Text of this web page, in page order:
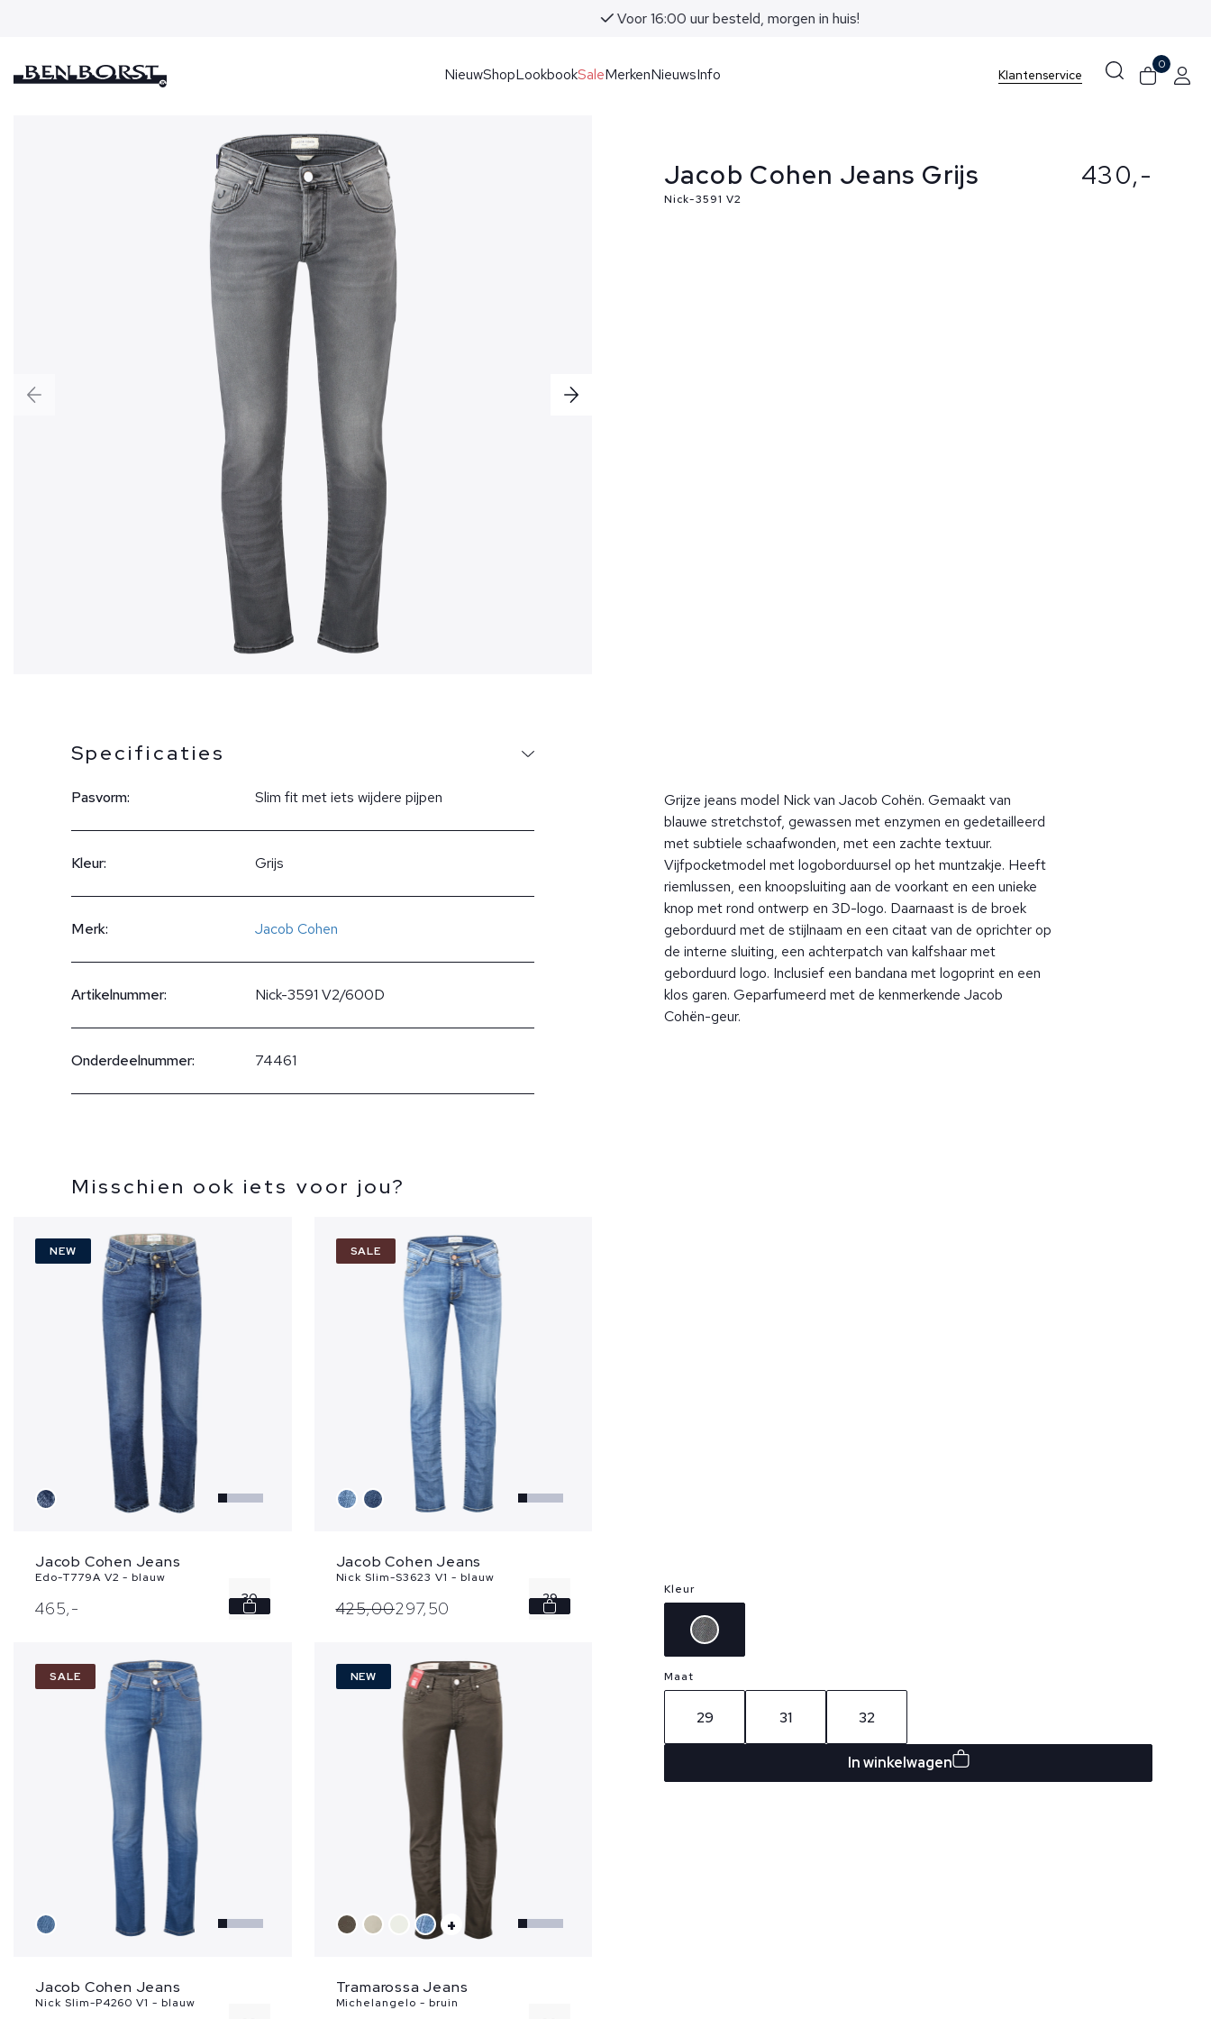
Voor 16:00 uur besteld, morgen in huis!
NieuwShopLookbookSaleMerkenNieuwsInfo Klantenservice
0
Specificaties
Pasvorm: Slim fit met iets wijdere pijpen
Kleur: Grijs
Merk: Jacob Cohen
Artikelnummer: Nick-3591 V2/600D
Onderdeelnummer: 74461
Misschien ook iets voor jou?
NEW
Jacob Cohen Jeans
Edo-T779A V2 - blauw
465,- 30
SALE
Jacob Cohen Jeans
Nick Slim-S3623 V1 - blauw
425,00297,50 29
SALE
Jacob Cohen Jeans
Nick Slim-P4260 V1 - blauw
NEW
+
Tramarossa Jeans
Michelangelo - bruin
Jacob Cohen Jeans Grijs
Nick-3591 V2
Grijze jeans model Nick van Jacob Cohën. Gemaakt van
blauwe stretchstof, gewassen met enzymen en gedetailleerd
met subtiele schaafwonden, met een zachte textuur.
Vijfpocketmodel met logoborduursel op het muntzakje. Heeft
riemlussen, een knoopsluiting aan de voorkant en een unieke
knop met rond ontwerp en 3D-logo. Daarnaast is de broek
geborduurd met de stijlnaam en een citaat van de oprichter op
de interne sluiting, een achterpatch van kalfshaar met
geborduurd logo. Inclusief een bandana met logoprint en een
klos garen. Geparfumeerd met de kenmerkende Jacob
Cohën-geur.
430,-
Kleur
Maat
29 31 32
In winkelwagen